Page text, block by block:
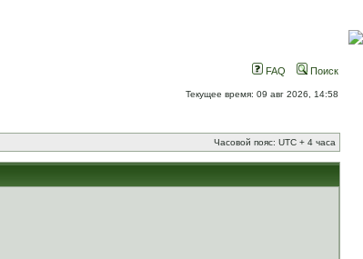
FAQ Поиск
Текущее время: 09 авг 2026, 14:58
Часовой пояс: UTC + 4 часа